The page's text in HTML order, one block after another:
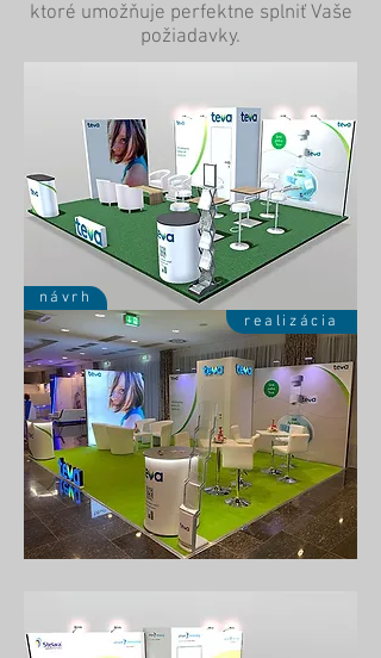
ktoré umožňuje perfektne splniť Vaše
požiadavky.
návrh
realizácia